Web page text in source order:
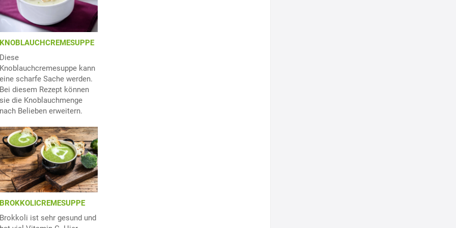
kann
scharfe Sache werden.
diesem Rezept können
die Knoblauchmenge
Belieben erweitern.
ist sehr gesund und